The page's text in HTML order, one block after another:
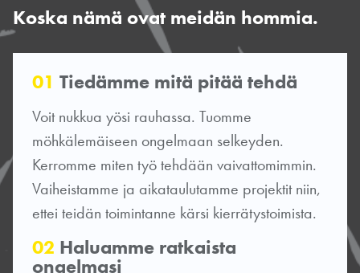
Koska nämä ovat meidän hommia.
01 Tiedämme mitä pitää tehdä
Voit nukkua yösi rauhassa. Tuomme
möhkälemäiseen ongelmaan selkeyden.
Kerromme miten työ tehdään vaivattomimmin.
Vaiheistamme ja aikataulutamme projektit niin,
ettei teidän toimintanne kärsi kierrätystoimista.
02 Haluamme ratkaista
ongelmasi